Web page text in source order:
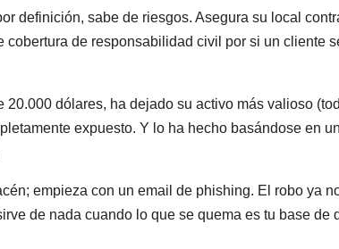
definición, sabe de riesgos. Asegura su local
de responsabilidad civil por si un cliente
dólares, ha dejado su activo más valioso
expuesto. Y lo ha hecho basándose en
empieza con un email de phishing. El robo ya
de nada cuando lo que se quema es tu base de